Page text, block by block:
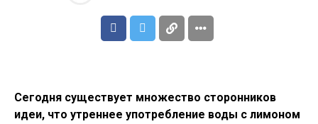
Сегодня существует множество сторонников
идеи, что утреннее употребление воды с лимоном